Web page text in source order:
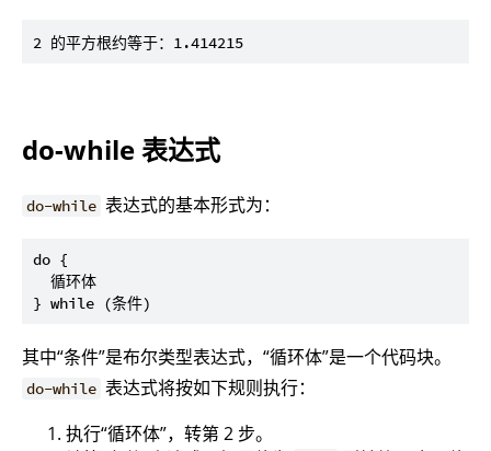
do-while 表达式
do-while 表达式的基本形式为：
do {
  循环体
其中“条件”是布尔类型表达式，“循环体”是一个代码块。
do-while 表达式将按如下规则执行：
执行“循环体”，转第 2 步。